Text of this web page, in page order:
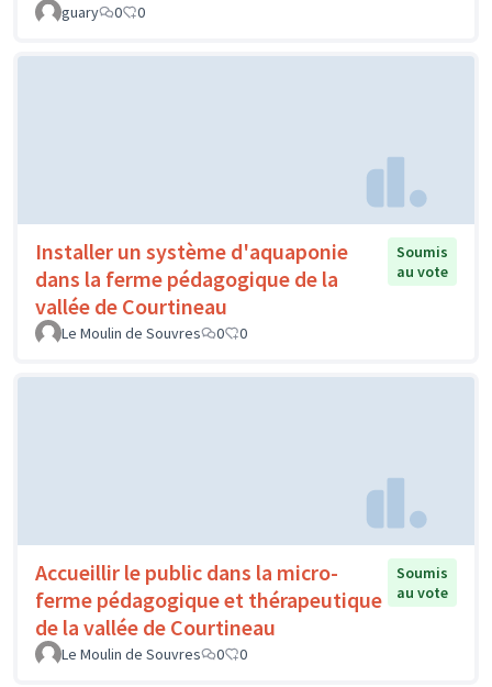
guary
0 0
Installer un système d'aquaponie
dans la ferme pédagogique de la
vallée de Courtineau
Soumis
au vote
Le Moulin de Souvres 0 0
Accueillir le public dans la micro-
ferme pédagogique et thérapeutique
de la vallée de Courtineau
Soumis
au vote
Le Moulin de Souvres 0 0